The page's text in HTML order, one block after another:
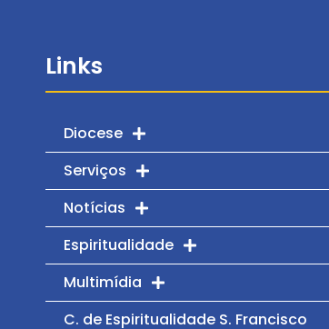
Links
Diocese
Serviços
Notícias
Espiritualidade
Multimídia
C. de Espiritualidade S. Francisco